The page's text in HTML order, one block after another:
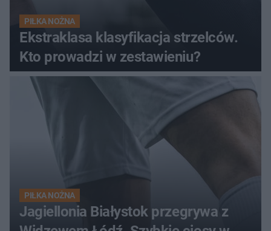
PIŁKA NOŻNA
Ekstraklasa klasyfikacja strzelców.
Kto prowadzi w zestawieniu?
PIŁKA NOŻNA
Jagiellonia Białystok przegrywa z